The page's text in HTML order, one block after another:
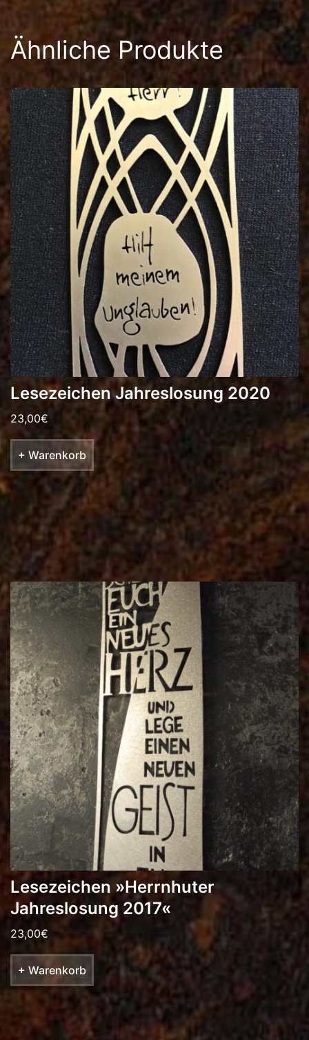
Ähnliche Produkte
Lesezeichen Jahreslosung 2020
23,00€
+ Warenkorb
Lesezeichen »Herrnhuter
Jahreslosung 2017«
23,00€
+ Warenkorb